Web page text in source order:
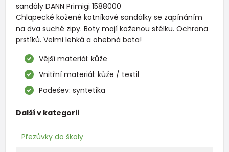
sandály DANN Primigi 1588000
Chlapecké kožené kotníkové sandálky se zapínáním
na dva suché zipy. Boty mají koženou stélku. Ochrana
prstíků. Velmi lehká a ohebná bota!
Vější materiál: kůže
Vnitřní materiál: kůže / textil
Podešev: syntetika
Další v kategorii
Přezůvky do školy